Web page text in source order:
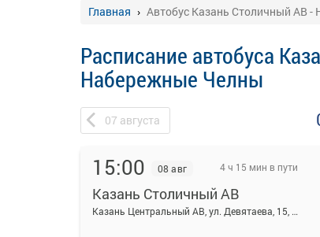
Главная Автобус Казань Столичный АВ
Расписание автобуса
Набережные Челны
07 августа
15:00 08 авг 4 ч 15 мин в пути
Казань Столичный АВ
Казань Центральный АВ, ул. Девятаева, 15, Казань